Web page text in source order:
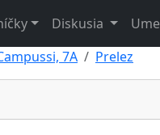
Diskusia
7A Prelez